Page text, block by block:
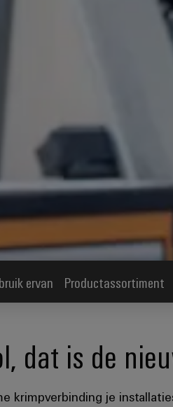
ervan Productassortiment
dat is de
krimpverbinding je